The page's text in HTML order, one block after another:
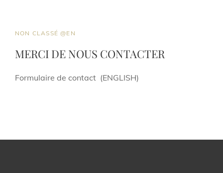
CAT
NON CLASSÉ @EN
MERCI DE NOUS CONTACTER
Formulaire de contact (ENGLISH)